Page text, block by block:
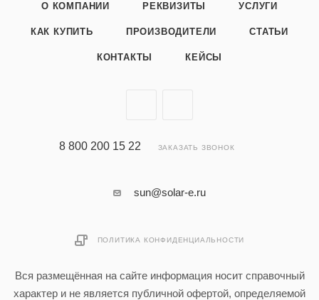
О КОМПАНИИ РЕКВИЗИТЫ УСЛУГИ
КАК КУПИТЬ ПРОИЗВОДИТЕЛИ СТАТЬИ
КОНТАКТЫ КЕЙСЫ
8 800 200 15 22 ЗАКАЗАТЬ ЗВОНОК
sun@solar-e.ru
ПОЛИТИКА КОНФИДЕНЦИАЛЬНОСТИ
Вся размещённая на сайте информация носит справочный
характер и не является публичной офертой, определяемой